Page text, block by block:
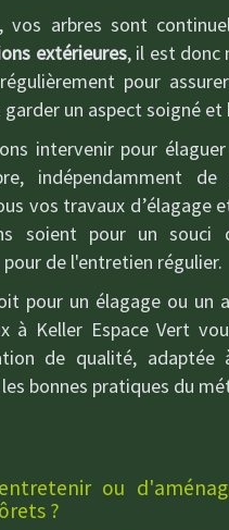
vos arbres sont
extérieures, il est donc
pour
un aspect soigné et
intervenir pour
indépendamment
vos travaux d’élagage
soient pour un souci
de l'entretien régulier.
pour un élagage ou un
à Keller Espace Vert
de qualité,
bonnes pratiques du
ou
?